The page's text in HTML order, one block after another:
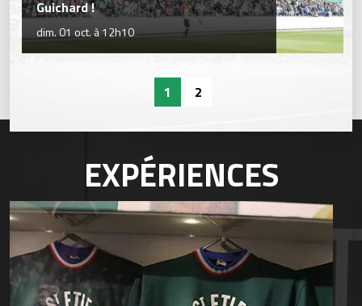
Guichard !
dim. 01 oct. à 12h10
1 2
EXPÉRIENCES